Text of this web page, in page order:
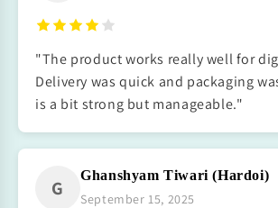
"The product works really well for
Delivery was quick and packaging
is a bit strong but manageable."
G
Ghanshyam Tiwari (Hardoi)
September 15, 2025